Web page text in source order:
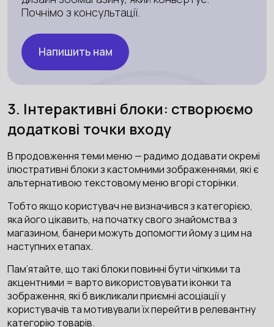
Почнімо з консультації.
Напишить нам
3. Інтерактивні блоки: створюємо
додаткові точки входу
В продовження теми меню — радимо додавати окремі
ілюстративні блоки з кастомними зображеннями, які є
альтернативою текстовому меню вгорі сторінки.
Тобто якщо користувач не визначився з категорією,
яка його цікавить, на початку свого знайомства з
магазином, банери можуть допомогти йому з цим на
наступних етапах.
Пам’ятайте, що такі блоки повинні бути чіпкими та
акцентними = варто використовувати іконки та
зображення, які б викликали приємні асоціації у
користувачів та мотивували їх перейти в релевантну
категорію товарів.